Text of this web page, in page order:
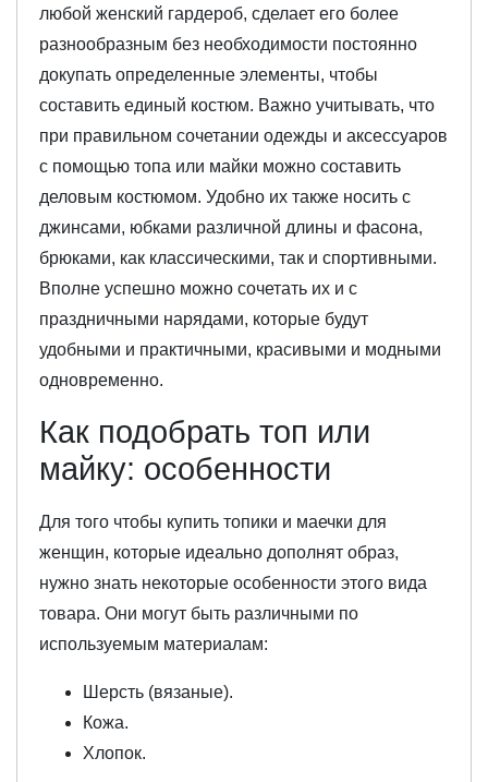
любой женский гардероб, сделает его более
разнообразным без необходимости постоянно
докупать определенные элементы, чтобы
составить единый костюм. Важно учитывать, что
при правильном сочетании одежды и аксессуаров
с помощью топа или майки можно составить
деловым костюмом. Удобно их также носить с
джинсами, юбками различной длины и фасона,
брюками, как классическими, так и спортивными.
Вполне успешно можно сочетать их и с
праздничными нарядами, которые будут
удобными и практичными, красивыми и модными
одновременно.
Как подобрать топ или
майку: особенности
Для того чтобы купить топики и маечки для
женщин, которые идеально дополнят образ,
нужно знать некоторые особенности этого вида
товара. Они могут быть различными по
используемым материалам:
Шерсть (вязаные).
Кожа.
Хлопок.